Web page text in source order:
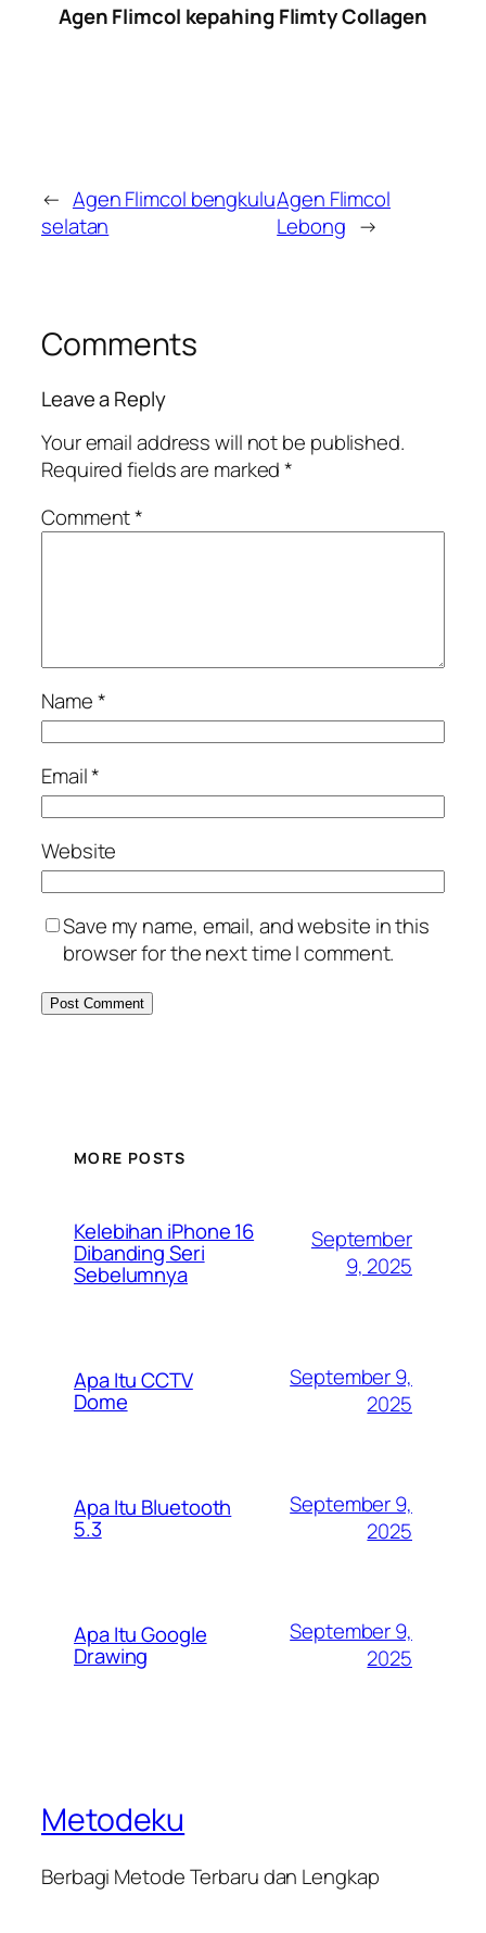
Agen Flimcol kepahing Flimty Collagen
← Agen Flimcol bengkulu
selatan
Agen Flimcol
Lebong →
Comments
Leave a Reply
Your email address will not be published.
Required fields are marked*
Comment*
Name*
Email*
Website
Save my name, email, and website in this
browser for the next time I comment.
MORE POSTS
Kelebihan iPhone 16
Dibanding Seri
Sebelumnya
September
9, 2025
Apa Itu CCTV
Dome
September 9,
2025
Apa Itu Bluetooth
5.3
September 9,
2025
Apa Itu Google
Drawing
September 9,
2025
Metodeku
Berbagi Metode Terbaru dan Lengkap